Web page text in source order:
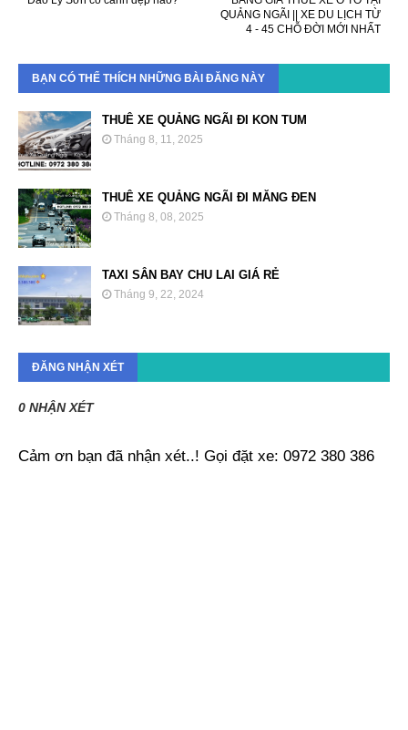
QUẢNG NGÃI || XE DU LỊCH TỪ
4 - 45 CHỖ ĐỜI MỚI NHẤT
BẠN CÓ THỂ THÍCH NHỮNG BÀI ĐĂNG NÀY
THUÊ XE QUẢNG NGÃI ĐI KON TUM
Tháng 8, 11, 2025
THUÊ XE QUẢNG NGÃI ĐI MĂNG ĐEN
Tháng 8, 08, 2025
TAXI SÂN BAY CHU LAI GIÁ RẺ
Tháng 9, 22, 2024
ĐĂNG NHẬN XÉT
0 NHẬN XÉT
Cảm ơn bạn đã nhận xét..! Gọi đặt xe: 0972 380 386